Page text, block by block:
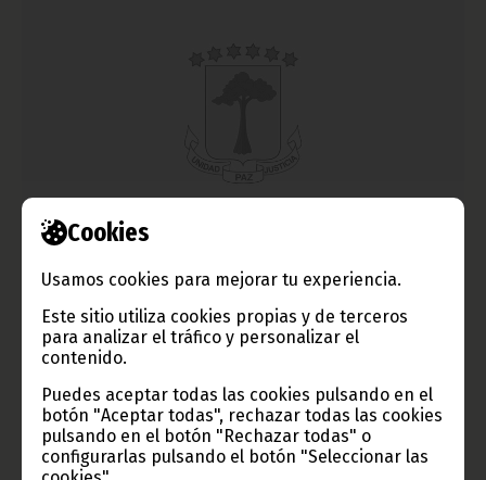
Cookies
Usamos cookies para mejorar tu experiencia.
Este sitio utiliza cookies propias y de terceros
para analizar el tráfico y personalizar el
contenido.
Puedes aceptar todas las cookies pulsando en el
botón "Aceptar todas", rechazar todas las cookies
pulsando en el botón "Rechazar todas" o
configurarlas pulsando el botón "Seleccionar las
Consejo directivo en el Departamento de Trabajo
abril 02, 2014
Mbengono, arropado por sus máximos colaboradores, presidió
el pasado 25 de marzo, en Bata, el primer consejo directivo de
su departamento en la delegación regional.
Noticias Gobierno